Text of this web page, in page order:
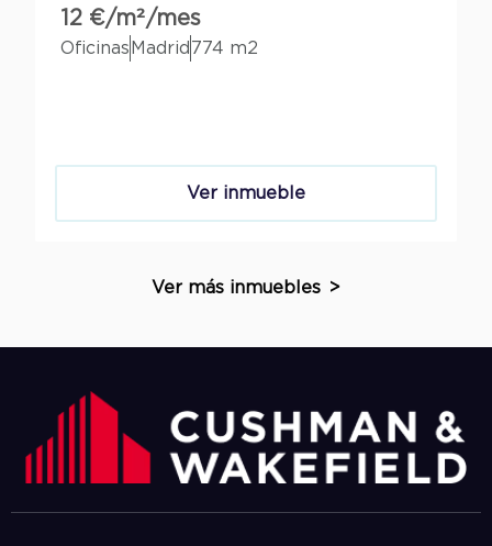
12 €/m²/mes
Oficinas Madrid 774 m2
Ver inmueble
Ver más inmuebles >